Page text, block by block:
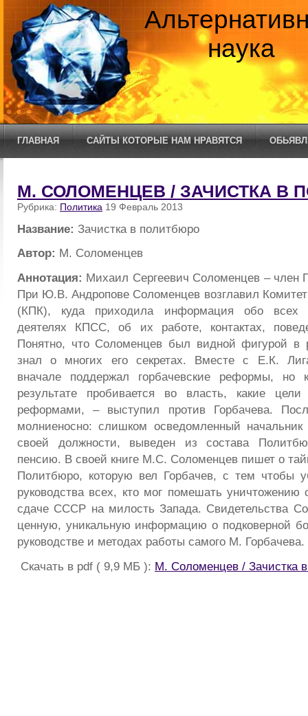
наука
ГЛАВНАЯ САЙТЫ КОТОРЫЕ НАМ НРАВЯТСЯ
М. СОЛОМЕНЦЕВ / ЗАЧИСТКА В
Рубрика: Политика 19 Февраль 2013
Название: Зачистка в политбюро
Автор: М. Соломенцев
Аннотация: Михаил Сергеевич Соломенцев –
При Ю.В. Андропове Соломенцев возглавил Комитет
(КПК), куда приходила информация обо всех
деятелях КПСС, об их работе, контактах,
Понятно, что Соломенцев был видной фигурой в
знал о многих его секретах. Вместе с Е.К.
вначале поддержал горбачевские реформы, но
результате пробивается во власть, какие
реформами, – выступил против Горбачева.
молниеносно: слишком осведомленный
своей должности, выведен из состава
пенсию. В своей книге М.С. Соломенцев пишет о
Политбюро, которую вел Горбачев, с тем чтобы
руководства всех, кто мог помешать уничтожению
сдаче СССР на милость Запада. Свидетельства
ценную, уникальную информацию о подковерной
руководстве и методах работы самого М. Горбачева.
Скачать в pdf ( 9,9 МБ ): М. Соломенцев / Зачистка